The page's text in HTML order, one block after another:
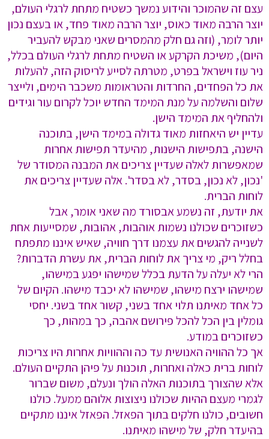
עצם זה שהמוכר והידוע נמשך כשטיח מתחת לרגלי העולם,
יוצר הרבה מאוד כאוס, יוצר הרבה מאוד פחד, או בעצם נכון
יותר לומר, (וזה גם חלק מהמסרים שאני מבקש להעביר
היום), משיכת הקרקע או השטיח מתחת לרגלי העולם בכלל,
ניר עוז וישראל בפרט, מטרתה לסייע לריסוק הזה, להעלות
את כל הפחדים, החרדות והטראומות משכבר הימים, ולייצר
שלום והשלמה על מנת המימד החדש יוכל לקרום עור וגידים
ולהחליף את המימד הישן.
עדיין יש היאחזות מאוד גדולה במימד הישן, בתוכנה
הישנה, בתפישות הישנות, מהיעדר תפישות אחרות
שמאפשרות לאלה שעדיין צריכים את המבנה המסודר של
'נכון, לא נכון, בסדר, לא בסדר'. אלה שעדיין צריכים את
לוחות הברית.
את יודעת, זה נשמע אבסורד מה שאני אומר, אבל
כשזוכרים שכולנו נשמות אוהבות, אהובות, שמסייעות אחת
לשנייה להגשים את עצמנו דרך חוויה, שאיש איננו מתפתח
בחלל ריק, מי צריך את לוחות הברית, את עשרת הדברות?
הרי לא יעלה על הדעת בכלל שמישהו יפגע במישהו,
שמישהו ירצח מישהו, שמישהו לא יכבד מישהו. הקיום של
כל אחד מאיתנו תלוי אחד בשני, קשור אחד בשני. יחסי
גומלין בין הכל להכל פירושם אהבה, כך במהות, כך
כשזוכרים במודע.
אך כל ההוויה האנושית עד כה וההוויות אחרות היו צריכות
לוחות ברית כאלה ואחרות, תוכנות על פיהן התקיים העולם.
אלא שהצורך בתוכנות האלה הולך ונעלם, משום שברור
לגמרי מעצם ההיות שכולנו ניצוצות אלוהם ממעל. כולנו
חשובים, כולנו חלקים בתוך הפאזל. הפאזל איננו מתקיים
בהיעדר חלק, של מישהו מאיתנו.